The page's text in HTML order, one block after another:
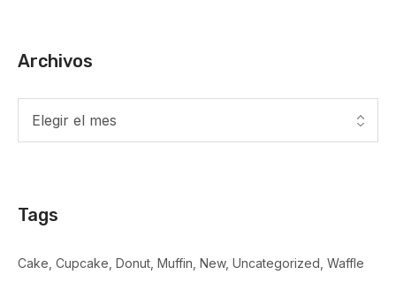
Archivos
Tags
Cake Cupcake Donut Muffin New Uncategorized Waffle